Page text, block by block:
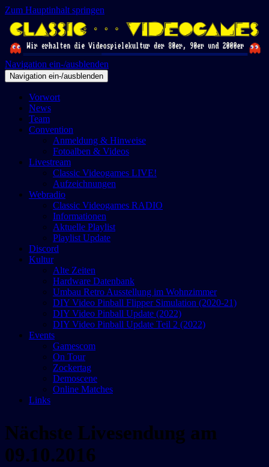
Zum Hauptinhalt springen
Navigation ein-/ausblenden
Navigation ein-/ausblenden
Vorwort
News
Team
Convention
Anmeldung & Hinweise
Fotoalben & Videos
Livestream
Classic Videogames LIVE!
Aufzeichnungen
Webradio
Classic Videogames RADIO
Informationen
Aktuelle Playlist
Playlist Update
Discord
Kultur
Alte Zeiten
Hardware Datenbank
Umbau Retro Ausstellung im Wohnzimmer
DIY Video Pinball Flipper Simulation (2020-21)
DIY Video Pinball Update (2022)
DIY Video Pinball Update Teil 2 (2022)
Events
Gamescom
On Tour
Zockertag
Demoscene
Online Matches
Links
Nächste Livesendung am
09.10.2016